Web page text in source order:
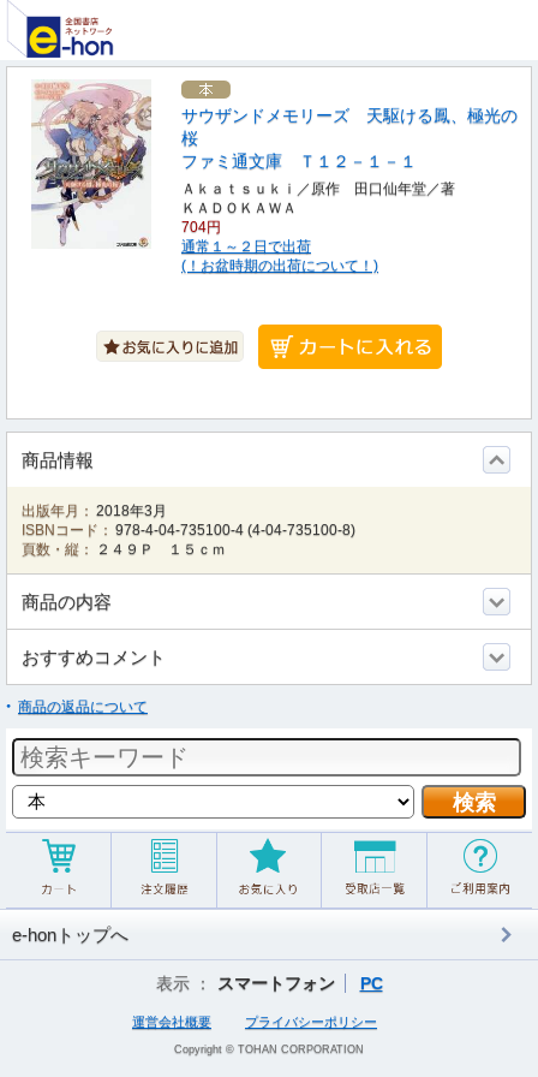
サウザンドメモリーズ 天駆ける鳳、極光の
桜
ファミ通文庫 Ｔ１２－１－１
Ａｋａｔｓｕｋｉ／原作 田口仙年堂／著
ＫＡＤＯＫＡＷＡ
704円
通常１～２日で出荷
(！お盆時期の出荷について！)
商品情報
出版年月： 2018年3月
ISBNコード： 978-4-04-735100-4 (4-04-735100-8)
頁数・縦：
２４９Ｐ １５ｃｍ
商品の内容
おすすめコメント
商品の返品について
e-honトップへ
表示 ： スマートフォン PC
運営会社概要 プライバシーポリシー
Copyright © TOHAN CORPORATION